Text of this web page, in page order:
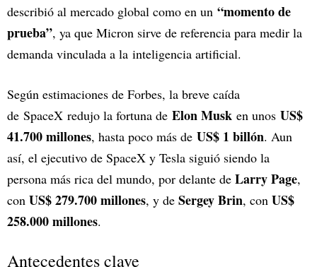
describió al mercado global como en un “momento de
prueba”, ya que Micron sirve de referencia para medir la
demanda vinculada a la inteligencia artificial.
Según estimaciones de Forbes, la breve caída
de SpaceX redujo la fortuna de Elon Musk en unos US$
41.700 millones, hasta poco más de US$ 1 billón. Aun
así, el ejecutivo de SpaceX y Tesla siguió siendo la
persona más rica del mundo, por delante de Larry Page,
con US$ 279.700 millones, y de Sergey Brin, con US$
258.000 millones.
Antecedentes clave